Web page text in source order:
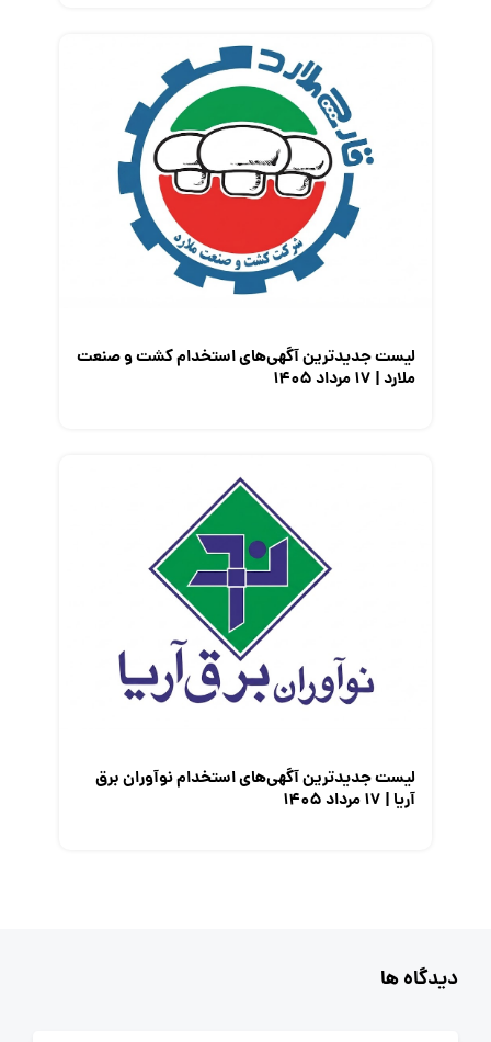
لیست جدیدترین آگهی‌های استخدام کشت و صنعت
ملارد | ۱۷ مرداد ۱۴۰۵
لیست جدیدترین آگهی‌های استخدام نوآوران برق
آریا | ۱۷ مرداد ۱۴۰۵
دیدگاه ها